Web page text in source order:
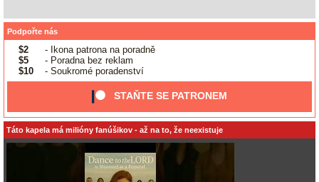
Podpořte nás
$2
- Ikona patrona na poradně
$5
- Poradna bez reklam
$10
- Soukromé poradenství
STAŇTE SE PATRONEM
Táto kapela má milióny fanúšikov - až na to, že neexistuje